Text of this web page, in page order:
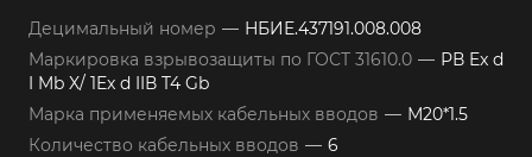
Децимальный номер — НБИЕ.437191.008.008
Маркировка взрывозащиты по ГОСТ 31610.0 — РВ Ex d
I Mb X/ 1Ex d IIВ T4 Gb
Марка применяемых кабельных вводов — М20*1.5
Количество кабельных вводов — 6